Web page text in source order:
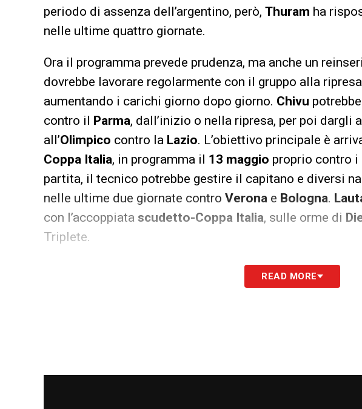
periodo di assenza dell’argentino, però, Thuram ha
nelle ultime quattro giornate.
Ora il programma prevede prudenza, ma anche un
dovrebbe lavorare regolarmente con il gruppo alla
aumentando i carichi giorno dopo giorno. Chivu
contro il Parma, dall’inizio o nella ripresa, per poi dargli
all’Olimpico contro la Lazio. L’obiettivo principale è
Coppa Italia, in programma il 13 maggio proprio contro
partita, il tecnico potrebbe gestire il capitano e diversi
nelle ultime due giornate contro Verona e Bologna.
con l’accoppiata scudetto-Coppa Italia, sulle orme di
Triplete.
LA PLAYLIST DELLE NOSTRE TOP NEWSREAD MORE